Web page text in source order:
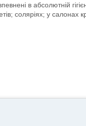
в абсолютній
соляріях; у салонах